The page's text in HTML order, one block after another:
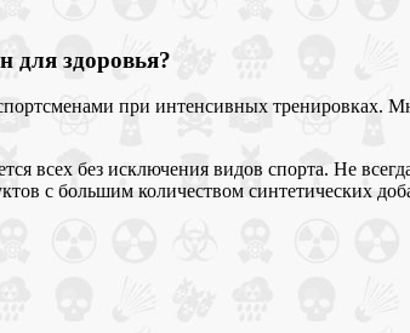
для здоровья?
при интенсивных тренировках.
всех без исключения видов спорта. Не
с большим количеством синтетических